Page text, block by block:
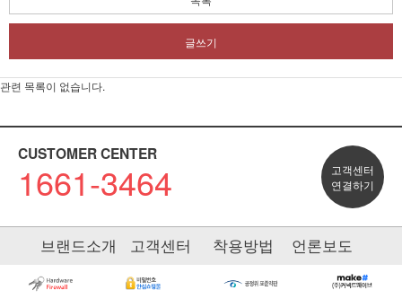
글쓰기
관련 목록이 없습니다.
CUSTOMER CENTER
1661-3464
고객센터
연결하기
브랜드소개 고객센터 착용방법 언론보도